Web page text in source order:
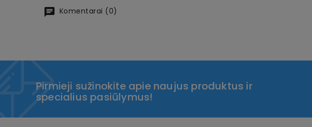
Komentarai (0)
Pirmieji sužinokite apie naujus produktus ir
specialius pasiūlymus!